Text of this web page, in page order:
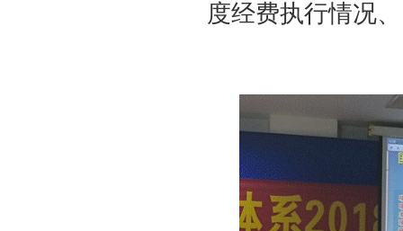
度经费执行情况